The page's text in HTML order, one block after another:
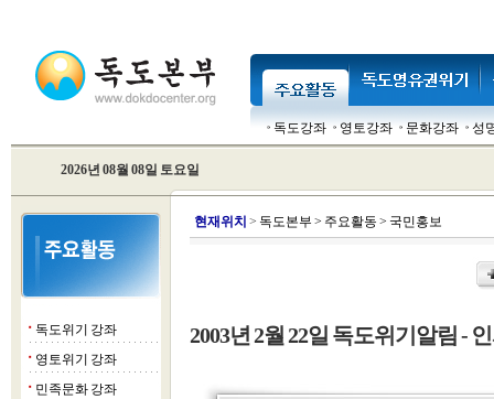
독도강좌 영토강좌 문화강좌 성
2026년 08월 08일 토요일
■ 독도위기 강좌
■ 영토위기 강좌
■ 민족문화 강좌
현재위치 > 독도본부 > 주요활동 > 국민홍보
2003년 2월 22일 독도위기알림 -